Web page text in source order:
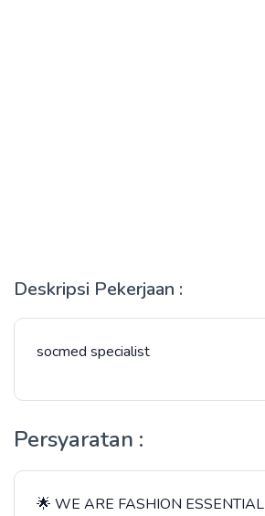
Deskripsi Pekerjaan :
socmed specialist
Persyaratan :
🌟 WE ARE FASHION ESSENTIAL